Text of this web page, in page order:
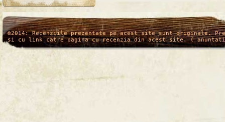
/* */
©2014: Recenziile prezentate pe acest site sunt originale.
si cu link catre pagina cu recenzia din acest site. (